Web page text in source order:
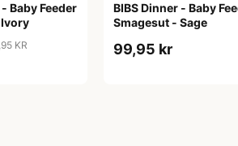
Baby Feeder
KR
BIBS Dinner - Baby
Smagesut - Sage
99,95 kr